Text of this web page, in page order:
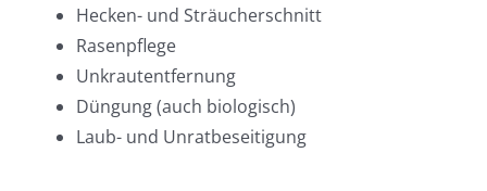
Hecken- und Sträucherschnitt
Rasenpflege
Unkrautentfernung
Düngung (auch biologisch)
Laub- und Unratbeseitigung